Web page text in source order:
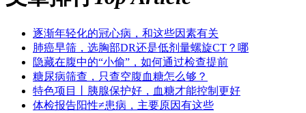
逐渐年轻化的冠心病，和这些因素有关
肺癌早筛，选胸部DR还是低剂量螺旋CT？哪
隐藏在腹中的“小偷”，如何通过检查提前
糖尿病筛查，只查空腹血糖怎么够？
特色项目丨胰腺保护好，血糖才能控制更好
体检报告阳性≠患病，主要原因有这些